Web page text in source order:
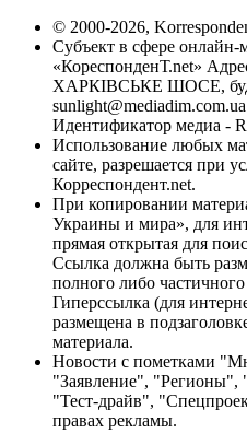
© 2000-2026,
Субъект в сфере
«КореспонденТ.net»
ХАРКІВСЬКЕ ШОСЕ,
sunlight@mediadim.com.ua
Идентификатор медиа -
Использование любых
сайте, разрешается при
Корреспондент.net.
При копировании
Украины и мира», для
прямая открытая для
Ссылка должна быть
полного либо
Гиперссылка (для
размещена в
материала.
Новости с пометками
"Заявление",
"Тест-драйв",
правах рекламы.